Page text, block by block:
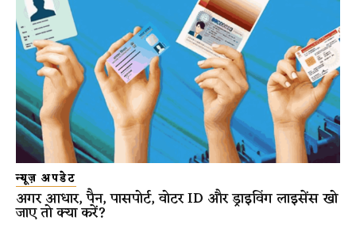
न्यूज़ अपडेट
अगर आधार, पैन, पासपोर्ट, वोटर ID और ड्राइविंग लाइसेंस खो
जाए तो क्या करें?